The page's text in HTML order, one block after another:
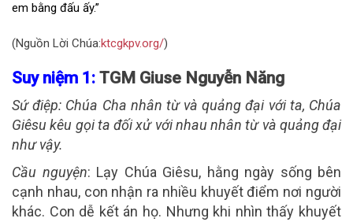
em bằng đấu ấy.”
(Nguồn Lời Chúa:ktcgkpv.org/)
Suy niệm 1: TGM Giuse Nguyễn Năng
Sứ điệp: Chúa Cha nhân từ và quảng đại với ta, Chúa
Giêsu kêu gọi ta đối xử với nhau nhân từ và quảng đại
như vậy.
Cầu nguyện: Lạy Chúa Giêsu, hằng ngày sống bên
cạnh nhau, con nhận ra nhiều khuyết điểm nơi người
khác. Con dễ kết án họ. Nhưng khi nhìn thấy khuyết